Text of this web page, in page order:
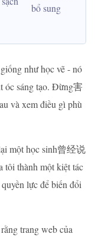
bổ sung
như học vẽ - nó
óc sáng tạo. Đừng害
và xem điều gì phù
một học sinh曾经说
tôi thành một kiệt tác
lực để biến đổi
trang web của